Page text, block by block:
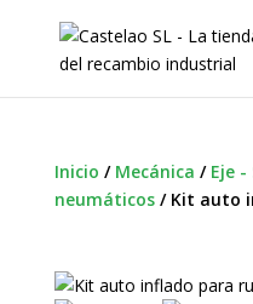
Inicio / Mecánica / Eje
neumáticos/ Kit auto